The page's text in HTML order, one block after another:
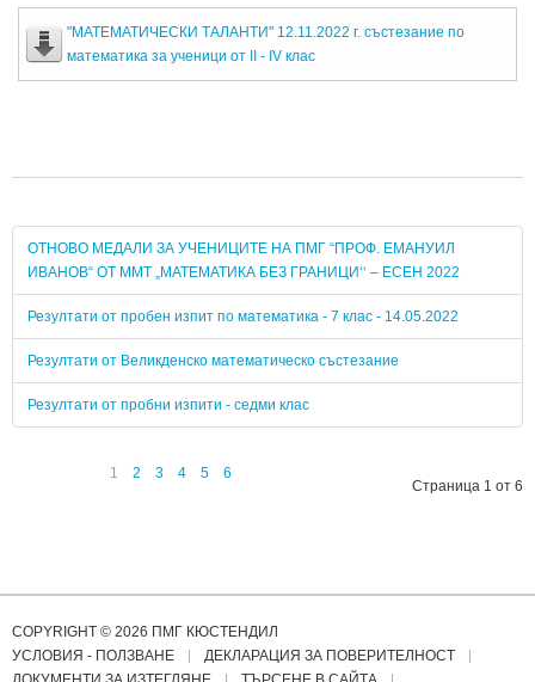
"МАТЕМАТИЧЕСКИ ТАЛАНТИ" 12.11.2022 г. състезание по
математика за ученици от II - IV клас
ОТНОВО МЕДАЛИ ЗА УЧЕНИЦИТЕ НА ПМГ “ПРОФ. ЕМАНУИЛ
ИВАНОВ“ ОТ ММТ „МАТЕМАТИКА БЕЗ ГРАНИЦИ‘‘ – ЕСЕН 2022
Резултати от пробен изпит по математика - 7 клас - 14.05.2022
Резултати от Великденско математическо състезание
Резултати от пробни изпити - седми клас
Страница 1 от 6
1 2 3 4 5 6
COPYRIGHT © 2026 ПМГ КЮСТЕНДИЛ
УСЛОВИЯ - ПОЛЗВАНЕ
ДЕКЛАРАЦИЯ ЗА ПОВЕРИТЕЛНОСТ